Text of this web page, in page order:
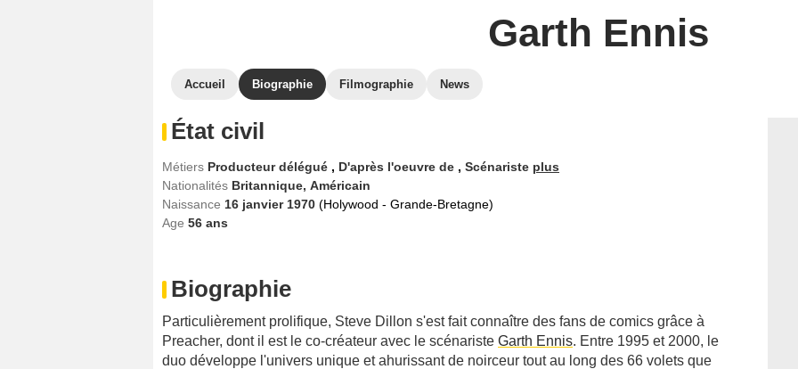
Garth Ennis
Accueil Biographie Filmographie News
État civil
Métiers Producteur délégué , D'après l'oeuvre de , Scénariste plus
Nationalités Britannique, Américain
Naissance 16 janvier 1970 (Holywood - Grande-Bretagne)
Age 56 ans
Biographie
Particulièrement prolifique, Steve Dillon s'est fait connaître des fans de comics grâce à
Preacher, dont il est le co-créateur avec le scénariste Garth Ennis. Entre 1995 et 2000, le
duo développe l'univers unique et ahurissant de noirceur tout au long des 66 volets que